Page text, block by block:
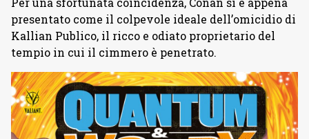
presentato come il colpevole ideale dell’omicidio di
Kallian Publico, il ricco e odiato proprietario del
tempio in cui il cimmero è penetrato.